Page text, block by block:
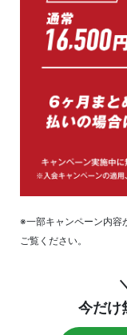
※一部キャンペーン内容
ご覧ください。
今だけ